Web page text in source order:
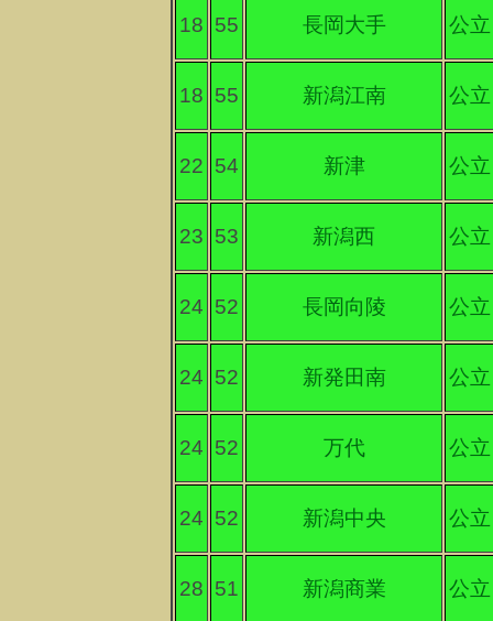
18 55 長岡大手 公立
18 55 新潟江南 公立
22 54 新津 公立
23 53 新潟西 公立
24 52 長岡向陵 公立
24 52 新発田南 公立
24 52 万代 公立
24 52 新潟中央 公立
28 51 新潟商業 公立